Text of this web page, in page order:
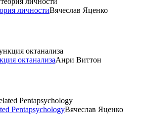
личностиВячеслав Яценко
октанализаАнри Виттон
PentapsychologyВячеслав Яценко